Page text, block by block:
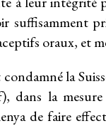
suffisamment
oraux, et
la
dans la
de faire